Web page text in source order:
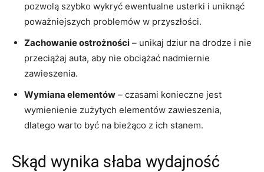
pozwolą szybko ​wykryć⁤ ewentualne ​usterki i ⁤uniknąć
poważniejszych problemów w przyszłości.
Zachowanie ostrożności – unikaj dziur na ‌drodze i ⁢nie⁢
przeciążaj ⁣auta, aby nie obciążać nadmiernie
zawieszenia.
Wymiana‍ elementów – czasami konieczne jest
wymienienie zużytych elementów zawieszenia,
dlatego warto być na bieżąco ​z ich stanem.
Skąd wynika słaba wydajność